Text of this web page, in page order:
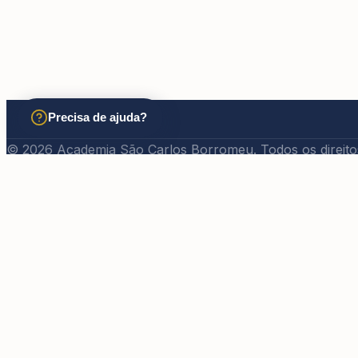
© 2026 Academia São Carlos Borromeu. Todos os
Precisa de ajuda?